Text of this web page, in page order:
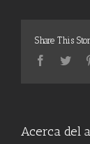
Share This
Acerca del